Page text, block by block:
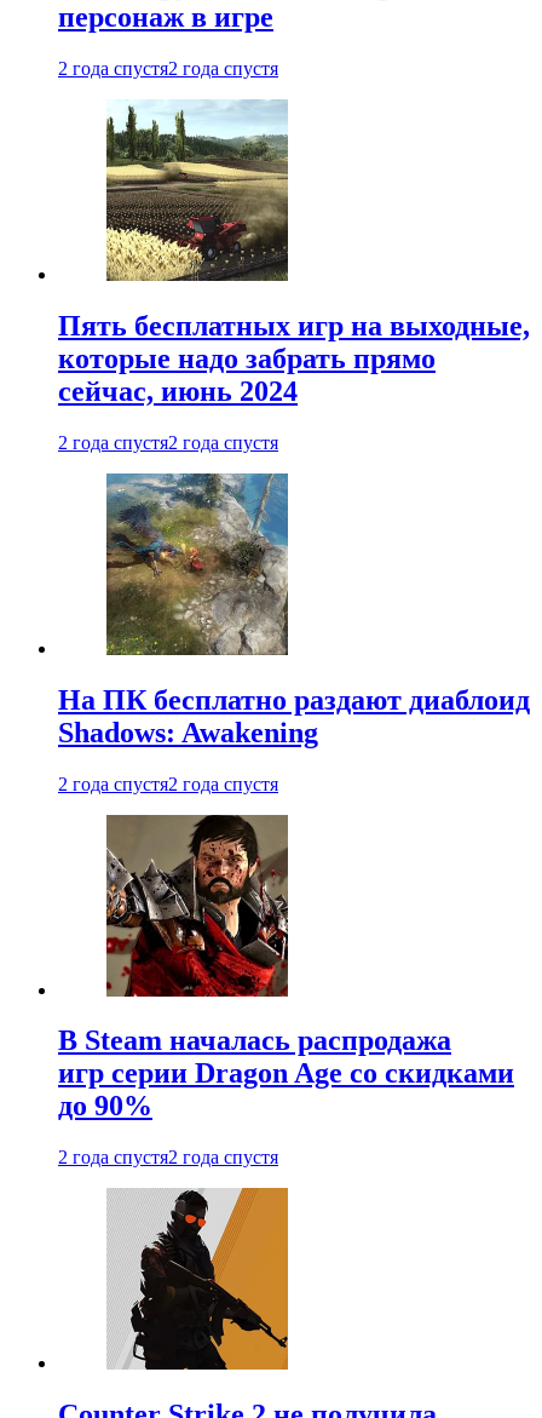
персонаж в игре
2 года спустя2 года спустя
Пять бесплатных игр на выходные,
которые надо забрать прямо
сейчас, июнь 2024
2 года спустя2 года спустя
На ПК бесплатно раздают диаблоид
Shadows: Awakening
2 года спустя2 года спустя
В Steam началась распродажа
игр серии Dragon Age со скидками
до 90%
2 года спустя2 года спустя